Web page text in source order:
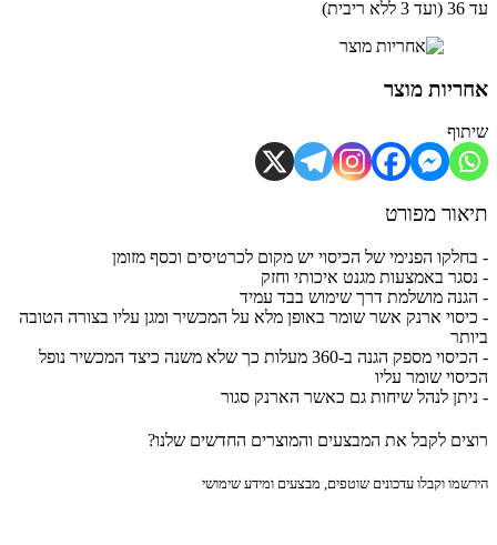
מוצר
מפורט
הפנימי של הכיסוי יש מקום לכרטיסים וכסף מזומן
באמצעות מגנט איכותי וחזק
מושלמת דרך שימוש בבד עמיד
ארנק אשר שומר באופן מלא על המכשיר ומגן עליו בצורה הטובה
- הכיסוי מספק הגנה ב-360 מעלות כך שלא משנה כיצד המכשיר נופל
שומר עליו
לנהל שיחות גם כאשר הארנק סגור
לקבל את המבצעים והמוצרים החדשים שלנו?
וקבלו עדכונים שוטפים, מבצעים ומידע שימושי